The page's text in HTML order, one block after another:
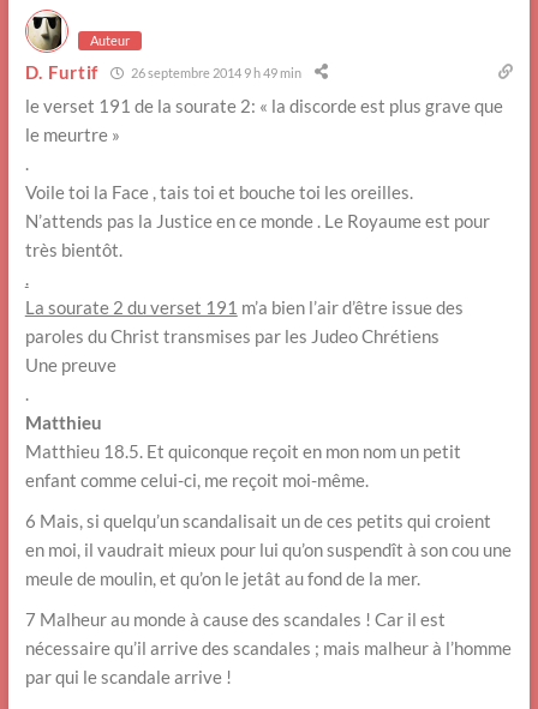
Auteur
D. Furtif 26 septembre 2014 9 h 49 min
le verset 191 de la sourate 2: « la discorde est plus grave que
le meurtre »
.
Voile toi la Face , tais toi et bouche toi les oreilles.
N’attends pas la Justice en ce monde . Le Royaume est pour
très bientôt.
.
La sourate 2 du verset 191 m’a bien l’air d’être issue des
paroles du Christ transmises par les Judeo Chrétiens
Une preuve
.
Matthieu
Matthieu 18.5. Et quiconque reçoit en mon nom un petit
enfant comme celui-ci, me reçoit moi-même.
6 Mais, si quelqu’un scandalisait un de ces petits qui croient
en moi, il vaudrait mieux pour lui qu’on suspendît à son cou une
meule de moulin, et qu’on le jetât au fond de la mer.
7 Malheur au monde à cause des scandales ! Car il est
nécessaire qu’il arrive des scandales ; mais malheur à l’homme
par qui le scandale arrive !